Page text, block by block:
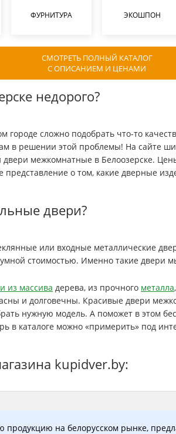
ФУРНИТУРА ЭКОШПОН
СМОТРЕТЬ ПОЛНЫЙ КАТАЛОГ
С ОПИСАНИЕМ И ЦЕНАМИ
недорого?
сложно подобрать что-то
в решении этой проблемы! На сайте
межкомнатные в Белоозерске.
о том, какие дверные
двери?
или входные металлические
стоимостью. Именно такие двери
из массива дерева, из прочного металла,
и долговечны. Красивые двери
нужную модель. А поможет в этом
в каталоге можно «примерить» под
kupidver.by:
на белорусском рынке,